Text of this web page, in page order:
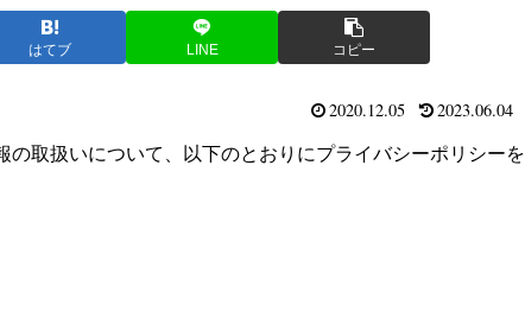
はてブ LINE コピー
2020.12.05 2023.06.04
取扱いについて、以下のとおりにプライバシーポリシーを